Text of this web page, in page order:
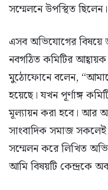
সম্মেলনে উপস্থিত ছিলেন।
এসব অভিযোগের বিষয়ে
নবগঠিত কমিটির
মুঠোফোনে বলেন,
হয়েছে। যখন পূর্ণাঙ্গ
মূল্যায়ন করা হবে। আর
সাংবাদিক সমাজ
সম্মেলন করে লিখিত
আমি বিষয়টি কেন্দ্রকে